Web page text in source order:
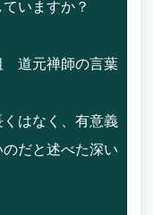
いますか？
道元禅師の言葉
はなく、有意義
だと述べた深い